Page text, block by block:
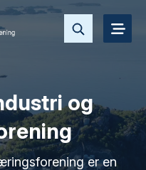
og
er en